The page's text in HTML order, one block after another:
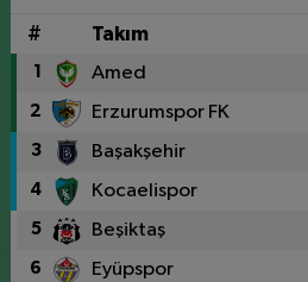
# Takım
1 Amed
2 Erzurumspor FK
3 Başakşehir
4 Kocaelispor
5 Beşiktaş
6 Eyüpspor